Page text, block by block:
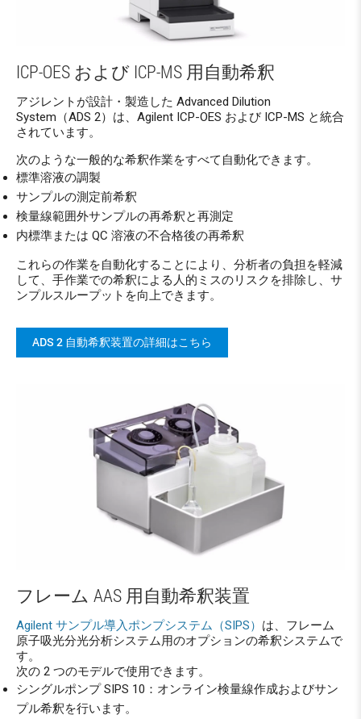
ICP-OES および ICP-MS 用自動希釈
アジレントが設計・製造した Advanced Dilution
System（ADS 2）は、Agilent ICP-OES および ICP-MS と統合
されています。
次のような一般的な希釈作業をすべて自動化できます。
標準溶液の調製
サンプルの測定前希釈
検量線範囲外サンプルの再希釈と再測定
内標準または QC 溶液の不合格後の再希釈
これらの作業を自動化することにより、分析者の負担を軽減
して、手作業での希釈による人的ミスのリスクを排除し、サ
ンプルスループットを向上できます。
ADS 2 自動希釈装置の詳細はこちら
フレーム AAS 用自動希釈装置
Agilent サンプル導入ポンプシステム（SIPS） は、フレーム
原子吸光分光分析システム用のオプションの希釈システムで
す。
次の 2 つのモデルで使用できます。
シングルポンプ SIPS 10：オンライン検量線作成およびサン
プル希釈を行います。